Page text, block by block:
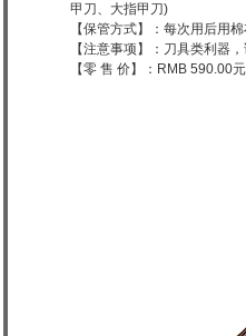
甲刀、大指甲刀)
【保管方式】：每次用后用
【注意事项】：刀具类利器
【零 售 价】：RMB 590.00元